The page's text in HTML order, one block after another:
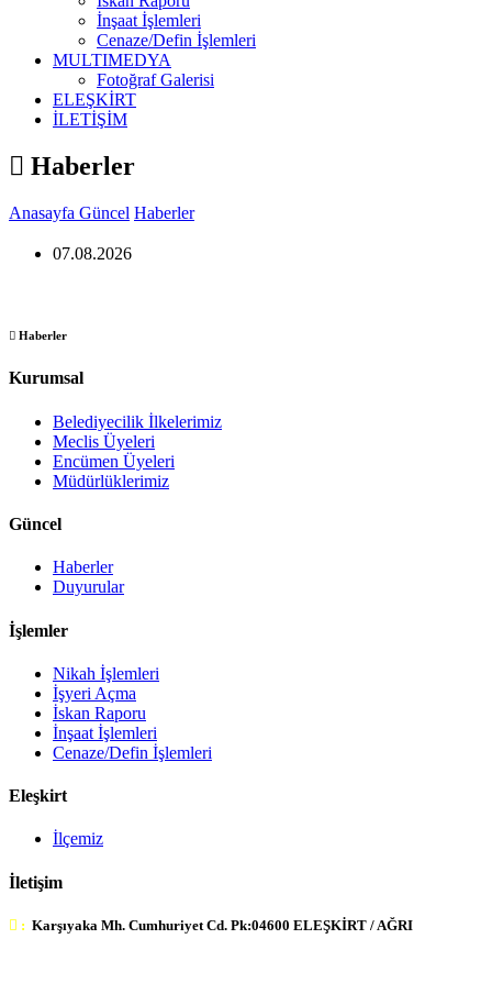
İnşaat İşlemleri
Cenaze/Defin İşlemleri
MULTIMEDYA
Fotoğraf Galerisi
ELEŞKİRT
İLETİŞİM
Haberler
Anasayfa Güncel Haberler
07.08.2026
Haberler
Kurumsal
Belediyecilik İlkelerimiz
Meclis Üyeleri
Encümen Üyeleri
Müdürlüklerimiz
Güncel
Haberler
Duyurular
İşlemler
Nikah İşlemleri
İşyeri Açma
İskan Raporu
İnşaat İşlemleri
Cenaze/Defin İşlemleri
Eleşkirt
İlçemiz
İletişim
: Karşıyaka Mh. Cumhuriyet Cd. Pk:04600 ELEŞKİRT / AĞRI